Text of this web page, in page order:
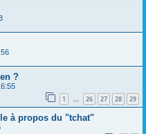
?
1 … 26 27 28 29
à propos du "tchat"